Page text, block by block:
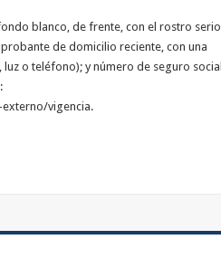
blanco, de frente, con el rostro serio,
de domicilio reciente, con una
o teléfono); y número de seguro social
vigencia.